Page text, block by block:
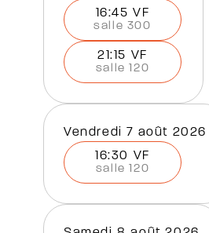
16:45 VF
salle 300
21:15 VF
salle 120
vendredi 7 août 2026
16:30 VF
salle 120